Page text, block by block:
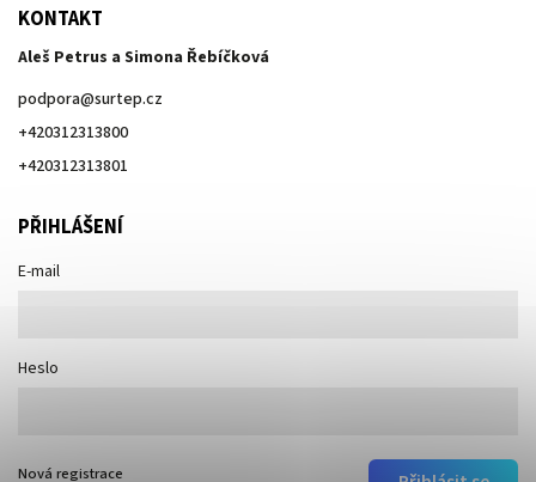
KONTAKT
Aleš Petrus a Simona Řebíčková
podpora@surtep.cz
+420312313800
+420312313801
PŘIHLÁŠENÍ
E-mail
Heslo
Nová registrace